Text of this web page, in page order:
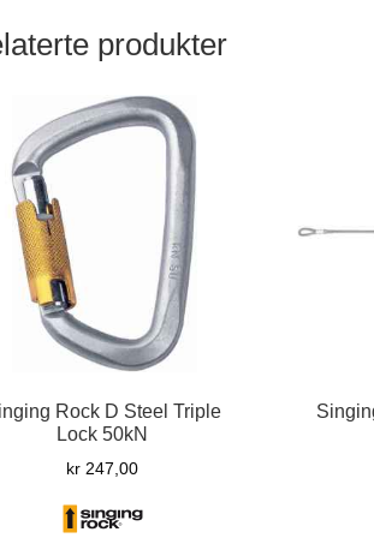
produkter
Rock D Steel Triple
Lock 50kN
kr 247,00